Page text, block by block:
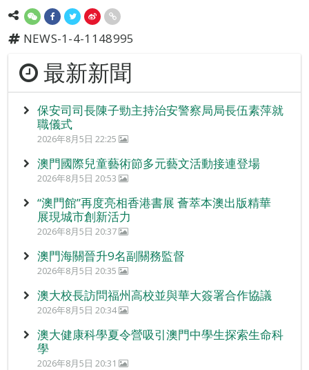
NEWS-1-4-1148995
最新新聞
保安司司長陳子勁主持治安警察局局長伍素萍就
職儀式
2026年8月5日 22:25
澳門國際兒童藝術節多元藝文活動接連登場
2026年8月5日 20:53
“澳門館”再度亮相香港書展 薈萃本澳出版精華
展現城市創新活力
2026年8月5日 20:37
澳門海關晉升9名副關務監督
2026年8月5日 20:35
澳大校長訪問福州高校並與華大簽署合作協議
2026年8月5日 20:34
澳大健康科學夏令營吸引澳門中學生探索生命科
學
2026年8月5日 20:31